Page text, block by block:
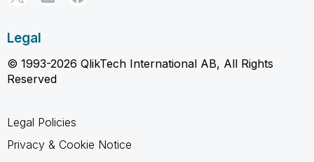
Legal
© 1993-2026 QlikTech International AB, All Rights
Reserved
Legal Policies
Privacy & Cookie Notice